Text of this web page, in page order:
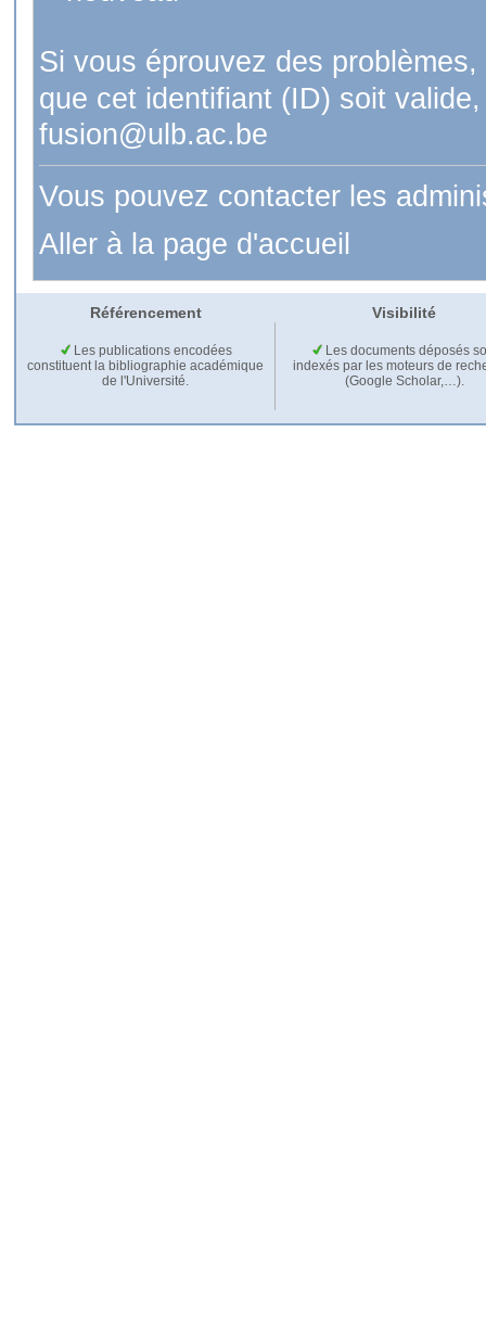
Si vous éprouvez des
que cet identifiant (ID) soit
fusion@ulb.ac.be
Vous pouvez contacter les
Aller à la page d'accueil
Référencement Visibilité
Les publications encodées
constituent la bibliographie académique
de l'Université.
Les documents déposés
indexés par les moteurs de
(Google Scholar,…).